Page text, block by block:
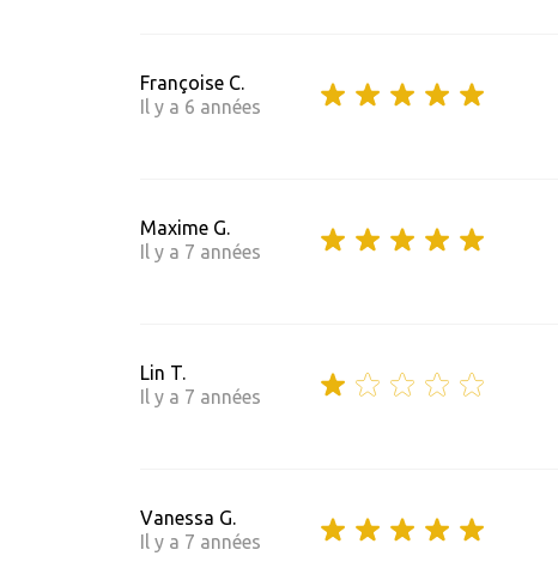
Françoise C.
Il y a 6 années
Maxime G.
Il y a 7 années
Lin T.
Il y a 7 années
Vanessa G.
Il y a 7 années